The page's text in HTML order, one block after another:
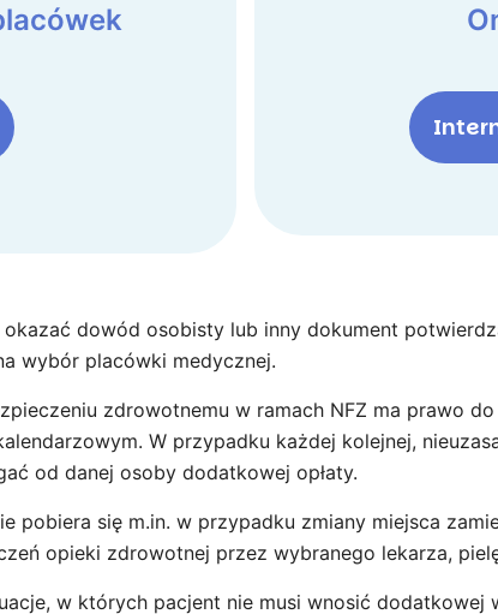
okazać dowód osobisty lub inny dokument
wybór placówki medycznej.
zdrowotnemu w ramach NFZ ma prawo
W przypadku każdej kolejnej,
od danej osoby dodatkowej opłaty.
pobiera się m.in. w przypadku zmiany miejsca
opieki zdrowotnej przez wybranego lekarza,
w których pacjent nie musi wnosić dodatkowej